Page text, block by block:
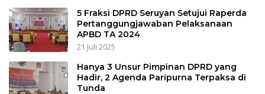
5 Fraksi DPRD Seruyan Setujui Raperda
Pertanggungjawaban Pelaksanaan
APBD TA 2024
21 Juli 2025
Hanya 3 Unsur Pimpinan DPRD yang
Hadir, 2 Agenda Paripurna Terpaksa di
Tunda